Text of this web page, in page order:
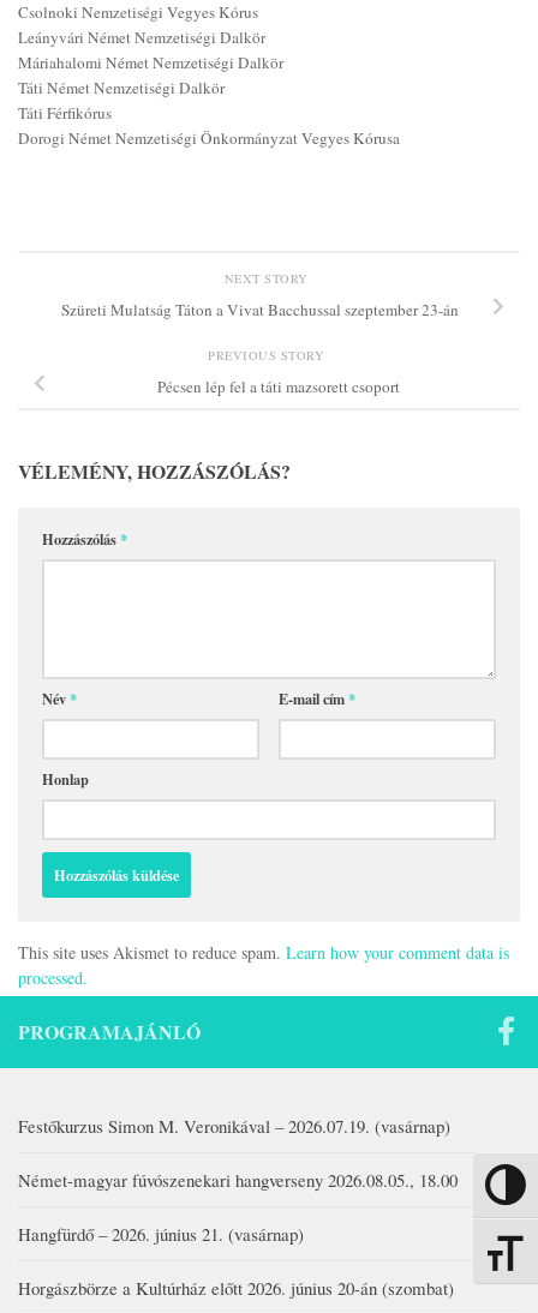
Nagy
Csolnoki Nemzetiségi Vegyes Kórus
Leányvári Német Nemzetiségi Dalkör
Máriahalomi Német Nemzetiségi Dalkör
Táti Német Nemzetiségi Dalkör
Táti Férfikórus
Dorogi Német Nemzetiségi Önkormányzat Vegyes Kórusa
NEXT STORY
Szüreti Mulatság Táton a Vivat Bacchussal szeptember 23-án
PREVIOUS STORY
Pécsen lép fel a táti mazsorett csoport
VÉLEMÉNY, HOZZÁSZÓLÁS?
Hozzászólás*
Név* E-mail cím*
Honlap
This site uses Akismet to reduce spam. Learn how your comment data is
processed.
PROGRAMAJÁNLÓ
Festőkurzus Simon M. Veronikával – 2026.07.19. (vasárnap)
Német-magyar fúvószenekari hangverseny 2026.08.05., 18.00
Hangfürdő – 2026. június 21. (vasárnap)
Horgászbörze a Kultúrház előtt 2026. június 20-án (szombat)